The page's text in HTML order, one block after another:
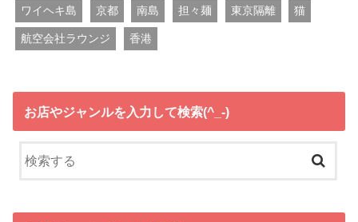
ワイヘキ島 京都 南島 担々麺 東京隔離 猫
航空会社ラウンジ 香港
お店やジャンルを入力して検索(^_-)